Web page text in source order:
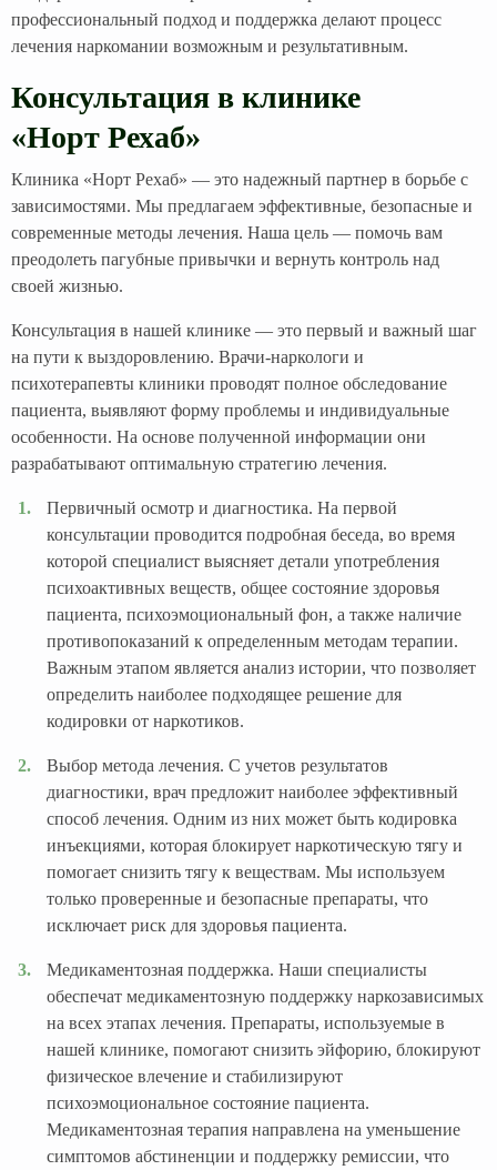
профессиональный подход и поддержка делают процесс
лечения наркомании возможным и результативным.
Консультация в клинике
«Норт Рехаб»
Клиника «Норт Рехаб» — это надежный партнер в борьбе с
зависимостями. Мы предлагаем эффективные, безопасные и
современные методы лечения. Наша цель — помочь вам
преодолеть пагубные привычки и вернуть контроль над
своей жизнью.
Консультация в нашей клинике — это первый и важный шаг
на пути к выздоровлению. Врачи-наркологи и
психотерапевты клиники проводят полное обследование
пациента, выявляют форму проблемы и индивидуальные
особенности. На основе полученной информации они
разрабатывают оптимальную стратегию лечения.
Первичный осмотр и диагностика. На первой
консультации проводится подробная беседа, во время
которой специалист выясняет детали употребления
психоактивных веществ, общее состояние здоровья
пациента, психоэмоциональный фон, а также наличие
противопоказаний к определенным методам терапии.
Важным этапом является анализ истории, что позволяет
определить наиболее подходящее решение для
кодировки от наркотиков.
Выбор метода лечения. С учетов результатов
диагностики, врач предложит наиболее эффективный
способ лечения. Одним из них может быть кодировка
инъекциями, которая блокирует наркотическую тягу и
помогает снизить тягу к веществам. Мы используем
только проверенные и безопасные препараты, что
исключает риск для здоровья пациента.
Медикаментозная поддержка. Наши специалисты
обеспечат медикаментозную поддержку наркозависимых
на всех этапах лечения. Препараты, используемые в
нашей клинике, помогают снизить эйфорию, блокируют
физическое влечение и стабилизируют
психоэмоциональное состояние пациента.
Медикаментозная терапия направлена на уменьшение
симптомов абстиненции и поддержку ремиссии, что